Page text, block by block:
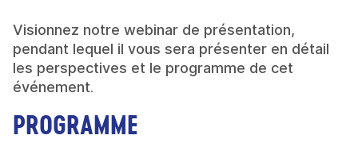
Visionnez notre webinar de présentation,
pendant lequel il vous sera présenter en détail
les perspectives et le programme de cet
événement.
PROGRAMME